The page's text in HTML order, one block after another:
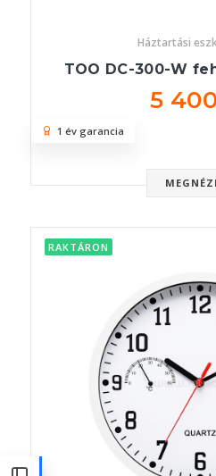
Háztartási
TOO DC-300-W
5
1 év garancia
RAKTÁRON